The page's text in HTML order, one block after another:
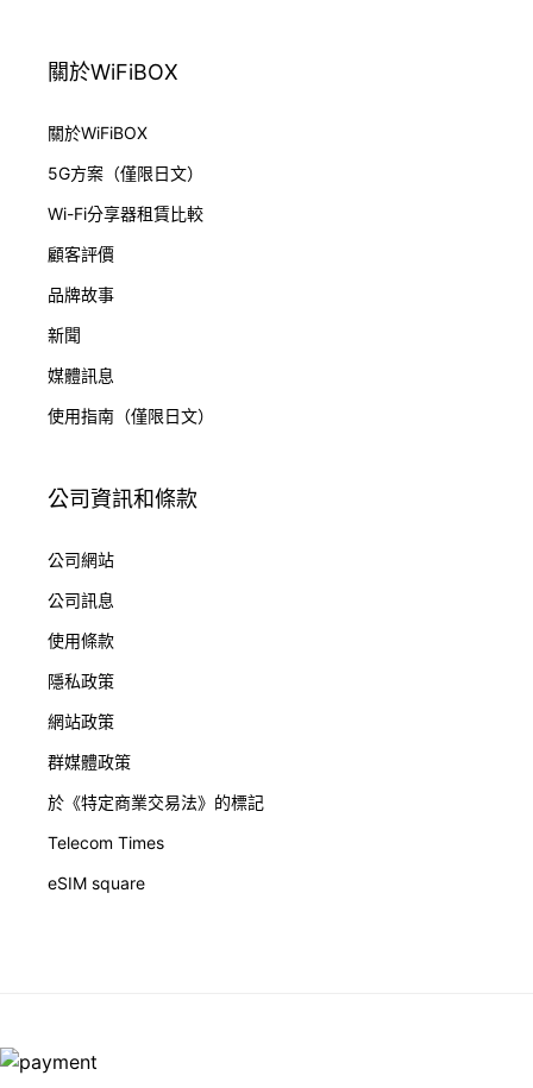
關於WiFiBOX
關於WiFiBOX
5G方案（僅限日文）
Wi-Fi分享器租賃比較
顧客評價
品牌故事
新聞
媒體訊息
使用指南（僅限日文）
公司資訊和條款
公司網站
公司訊息
使用條款
隱私政策
網站政策
群媒體政策
於《特定商業交易法》的標記
Telecom Times
eSIM square